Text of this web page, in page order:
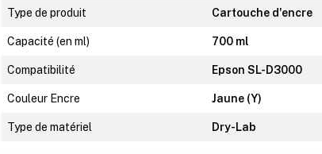
Type de produit Cartouche d'encre
Capacité (en ml) 700 ml
Compatibilité Epson SL-D3000
Couleur Encre Jaune (Y)
Type de matériel Dry-Lab